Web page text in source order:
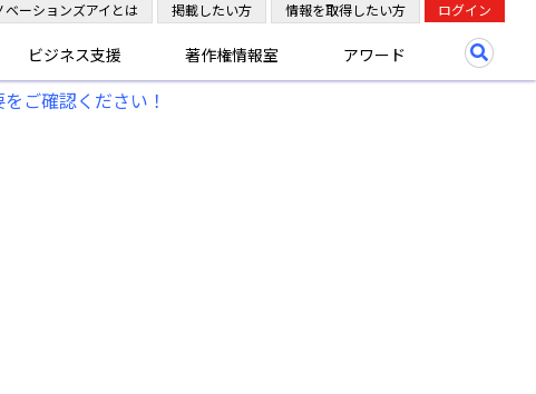
ビジネス支援 著作権情報室 アワード
ベーションズアイとは 掲載したい方 情報を取得したい方 ログイン
ご確認ください！